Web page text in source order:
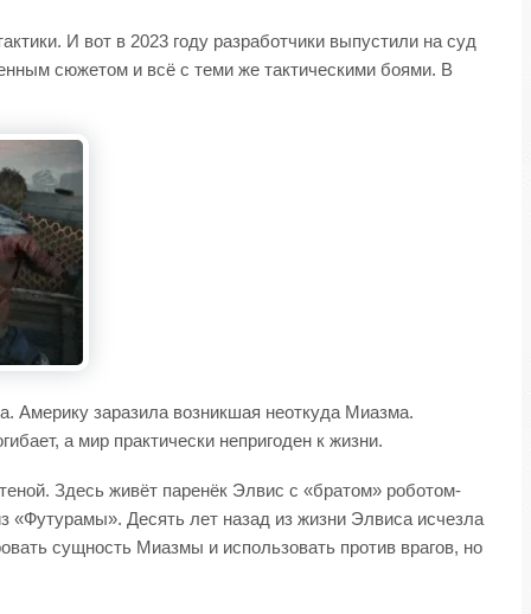
И вот в 2023 году разработчики выпустили на суд
сюжетом и всё с теми же тактическими боями. В
Америку заразила возникшая неоткуда Миазма.
а мир практически непригоден к жизни.
Здесь живёт паренёк Элвис с «братом» роботом-
«Футурамы». Десять лет назад из жизни Элвиса исчезла
сущность Миазмы и использовать против врагов, но